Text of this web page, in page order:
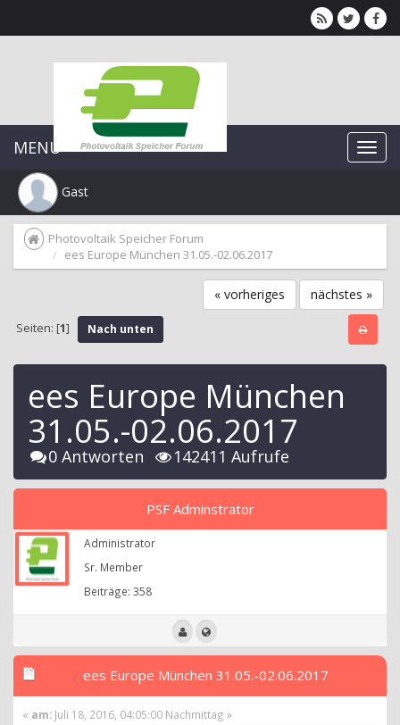
MENU
Gast
Photovoltaik Speicher Forum
ees Europe München 31.05.-02.06.2017
« vorheriges nächstes »
Seiten: [1] Nach unten
ees Europe München
31.05.-02.06.2017
0 Antworten 142411 Aufrufe
PSF Adminstrator
Administrator
Sr. Member
Beiträge: 358
ees Europe München 31.05.-02.06.2017
« am: Juli 18, 2016, 04:05:00 Nachmittag »